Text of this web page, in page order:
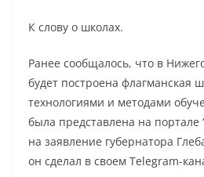
К слову о школах.
Ранее сообщалось, что в
будет построена флагманская
технологиями и методами
была представлена на портале
на заявление губернатора
он сделал в своем Telegram-